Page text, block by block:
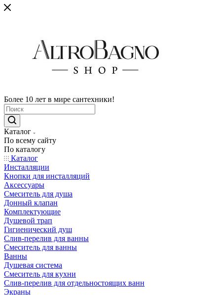
Более 10 лет в мире сантехники!
Каталог
По всему сайту
По каталогу
Каталог
Инсталляции
Кнопки для инсталляций
Аксессуары
Смеситель для душа
Донный клапан
Комплектующие
Душевой трап
Гигиенический душ
Слив-перелив для ванны
Смеситель для ванны
Ванны
Душевая система
Смеситель для кухни
Слив-перелив для отдельностоящих ванн
Экраны